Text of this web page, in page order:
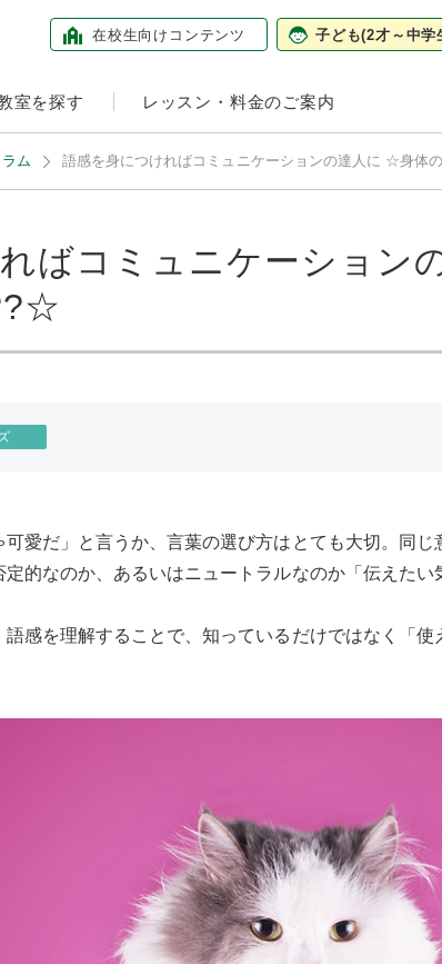
在校生向け コンテンツ 子ども(2才～中学
室を探す レッスン・料金のご案内
ム 語感を身につければコミュニケーションの達人に ☆身体
ばコミュニケーション
可愛だ」と言うか、言葉の選び方はとても大切。同
的なのか、あるいはニュートラルなのか「伝えた
感を理解することで、知っているだけではなく「使